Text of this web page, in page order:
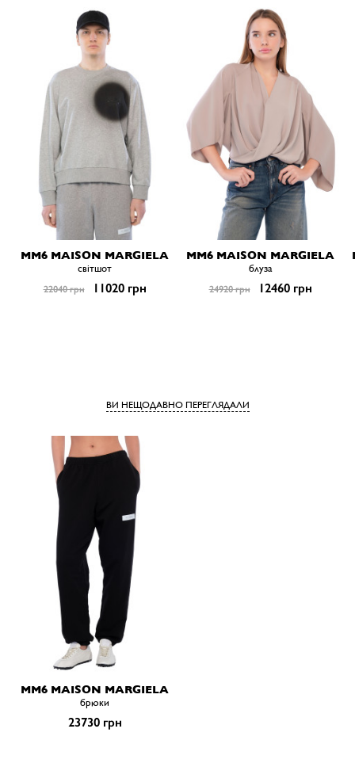
MM6 MAISON MARGIELA
світшот
22040 грн 11020 грн
MM6 MAISON MARGIELA
блуза
24920 грн 12460 грн
ВИ НЕЩОДАВНО ПЕРЕГЛЯДАЛИ
MM6 MAISON MARGIELA
брюки
23730 грн